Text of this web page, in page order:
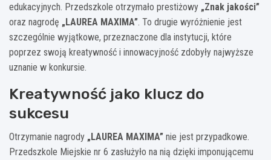
edukacyjnych. Przedszkole otrzymało prestiżowy „Znak jakości”
oraz nagrodę „LAUREA MAXIMA”. To drugie wyróżnienie jest
szczególnie wyjątkowe, przeznaczone dla instytucji, które
poprzez swoją kreatywność i innowacyjność zdobyły najwyższe
uznanie w konkursie.
Kreatywność jako klucz do
sukcesu
Otrzymanie nagrody „LAUREA MAXIMA” nie jest przypadkowe.
Przedszkole Miejskie nr 6 zasłużyło na nią dzięki imponującemu